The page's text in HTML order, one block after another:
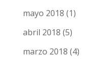
mayo 2018 (1)
abril 2018 (5)
marzo 2018 (4)